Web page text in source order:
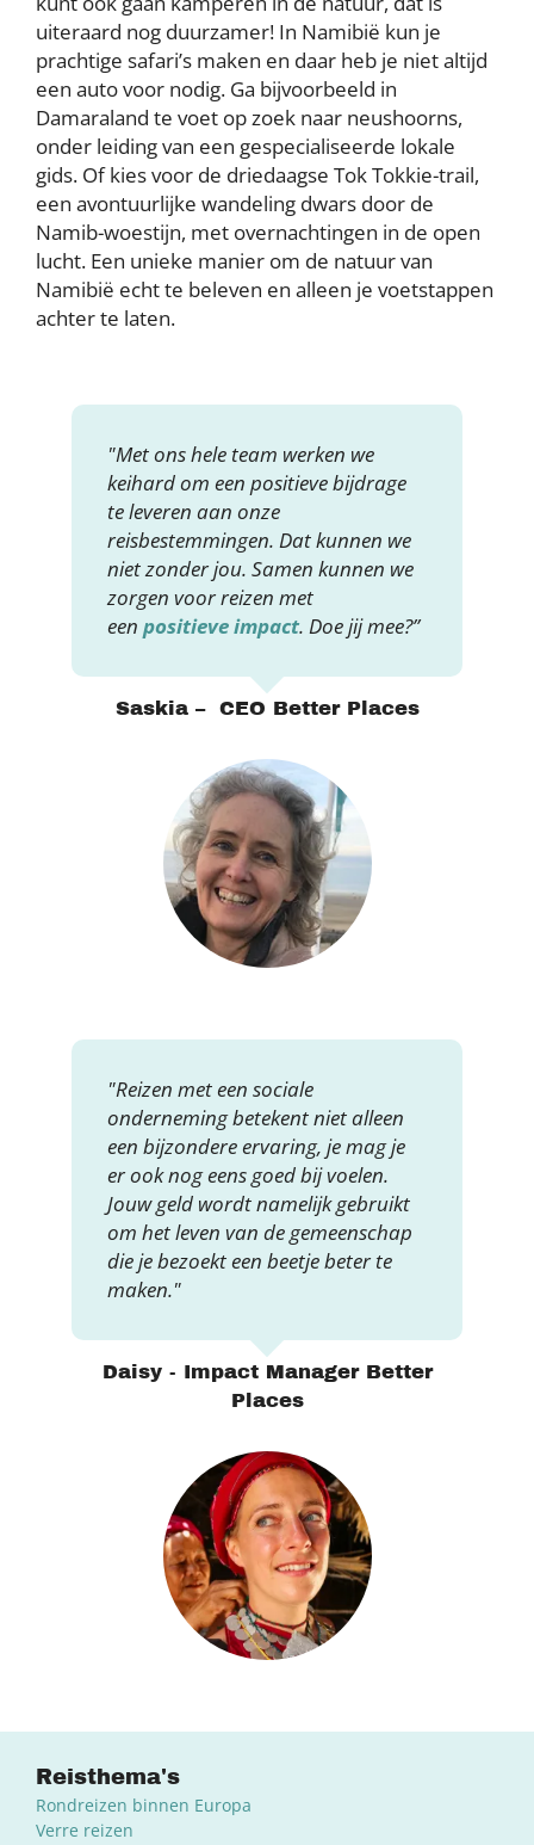
uiteraard nog duurzamer! In Namibië kun je
prachtige safari’s maken en daar heb je niet altijd
een auto voor nodig. Ga bijvoorbeeld in
Damaraland te voet op zoek naar neushoorns,
onder leiding van een gespecialiseerde lokale
gids. Of kies voor de driedaagse Tok Tokkie-trail,
een avontuurlijke wandeling dwars door de
Namib-woestijn, met overnachtingen in de open
lucht. Een unieke manier om de natuur van
Namibië echt te beleven en alleen je voetstappen
achter te laten.
"Met ons hele team werken we
keihard om een positieve bijdrage
te leveren aan onze
reisbestemmingen. Dat kunnen we
niet zonder jou. Samen kunnen we
zorgen voor reizen met
een positieve impact. Doe jij mee?”
Saskia – CEO Better Places
"Reizen met een sociale
onderneming betekent niet alleen
een bijzondere ervaring, je mag je
er ook nog eens goed bij voelen.
Jouw geld wordt namelijk gebruikt
om het leven van de gemeenschap
die je bezoekt een beetje beter te
maken."
Daisy - Impact Manager Better
Places
Reisthema's
Rondreizen binnen Europa
Verre reizen